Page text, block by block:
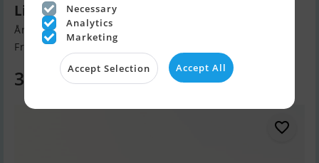
Linder 440 Fishing (Uden Motor)
Årgang 2025, Jolle til salg
Frederikshavn, Danmark
30.490 DKK
Necessary
Analytics
Marketing
Accept Selection Accept All